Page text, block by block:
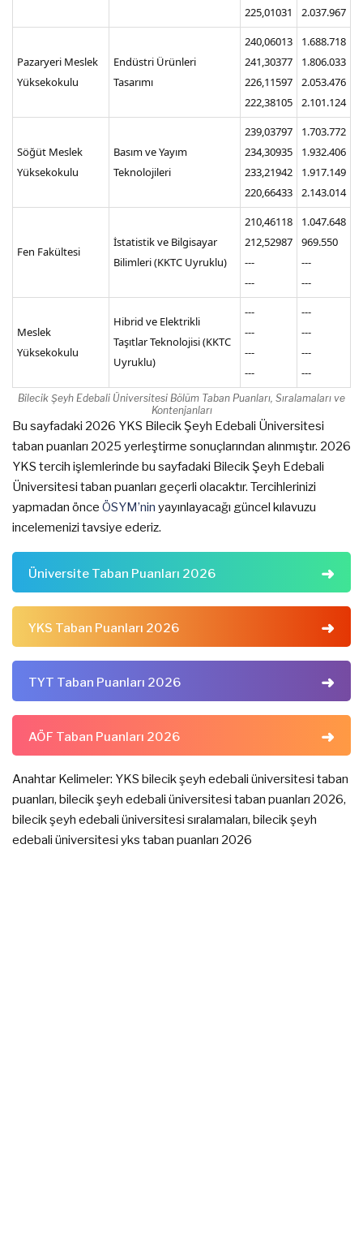
225,01031
2.037.967
Pazaryeri Meslek
Yüksekokulu
Endüstri Ürünleri
Tasarımı
240,06013
241,30377
226,11597
222,38105
1.688.718
1.806.033
2.053.476
2.101.124
Söğüt Meslek
Yüksekokulu
Basım ve Yayım
Teknolojileri
239,03797
234,30935
233,21942
220,66433
1.703.772
1.932.406
1.917.149
2.143.014
Fen Fakültesi
İstatistik ve Bilgisayar
Bilimleri (KKTC Uyruklu)
210,46118
212,52987
---
---
1.047.648
969.550
---
---
Meslek
Yüksekokulu
Hibrid ve Elektrikli
Taşıtlar Teknolojisi (KKTC
Uyruklu)
---
---
---
---
---
---
---
---
Bilecik Şeyh Edebali Üniversitesi Bölüm Taban Puanları, Sıralamaları ve
Kontenjanları
Bu sayfadaki 2026 YKS Bilecik Şeyh Edebali Üniversitesi
taban puanları 2025 yerleştirme sonuçlarından alınmıştır. 2026
YKS tercih işlemlerinde bu sayfadaki Bilecik Şeyh Edebali
Üniversitesi taban puanları geçerli olacaktır. Tercihlerinizi
yapmadan önce ÖSYM’nin yayınlayacağı güncel kılavuzu
incelemenizi tavsiye ederiz.
Üniversite Taban Puanları 2026
YKS Taban Puanları 2026
TYT Taban Puanları 2026
AÖF Taban Puanları 2026
Anahtar Kelimeler: YKS bilecik şeyh edebali üniversitesi taban
puanları, bilecik şeyh edebali üniversitesi taban puanları 2026,
bilecik şeyh edebali üniversitesi sıralamaları, bilecik şeyh
edebali üniversitesi yks taban puanları 2026